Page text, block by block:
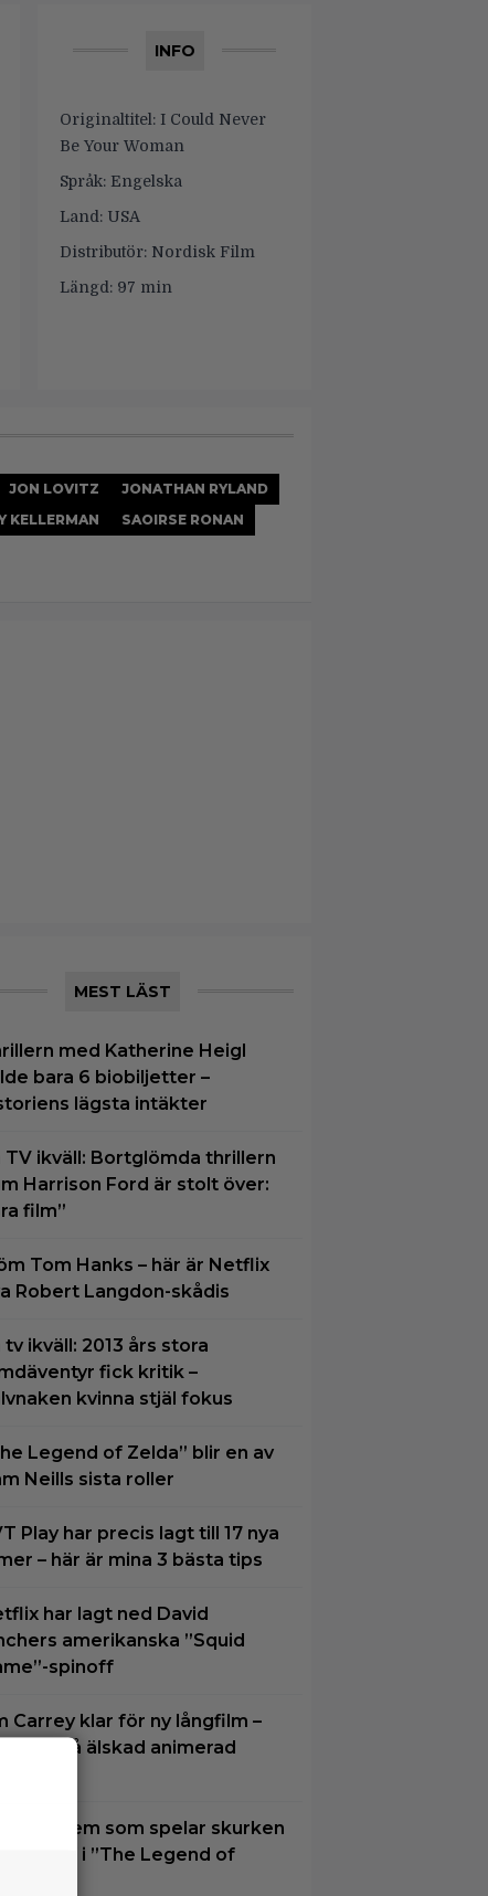
INFO
Originaltitel: I Could Never
Be Your Woman
Språk: Engelska
Land: USA
Distributör: Nordisk Film
Längd: 97 min
JON LOVITZ
JONATHAN RYLAND
KELLERMAN
SAOIRSE RONAN
MEST LÄST
med Katherine Heigl
bara 6 biobiljetter –
lägsta intäkter
TV ikväll: Bortglömda thrillern
Harrison Ford är stolt över:
film”
Tom Hanks – här är Netflix
Robert Langdon-skådis
tv ikväll: 2013 års stora
fick kritik –
kvinna stjäl fokus
Legend of Zelda” blir en av
Neills sista roller
Play har precis lagt till 17 nya
– här är mina 3 bästa tips
har lagt ned David
amerikanska ”Squid
spinoff
Carrey klar för ny långfilm –
på älskad animerad
vet vi vem som spelar skurken
i ”The Legend of